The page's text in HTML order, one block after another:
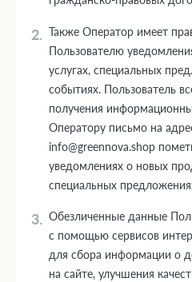
Также Оператор имеет
Пользователю
услугах, специальных
событиях. Пользователь
получения
Оператору письмо на
info@greennova.shop
уведомлениях о новых
специальных
Обезличенные данные
с помощью сервисов
для сбора информации о
на сайте, улучшения